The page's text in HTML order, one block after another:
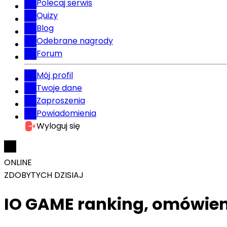
Polecaj serwis
Quizy
Blog
Odebrane nagrody
Forum
Mój profil
Twoje dane
Zaproszenia
Powiadomienia
Wyloguj się
ONLINE
ZDOBYTYCH DZISIAJ
IO GAME ranking,